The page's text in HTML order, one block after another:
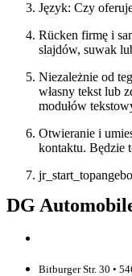
Język: Czy
Rücken firmę i
slajdów, suwak
Niezależnie od
własny tekst lub
modułów
Otwieranie i
kontaktu. Będzie
DG
Bitburger Str. 30 •